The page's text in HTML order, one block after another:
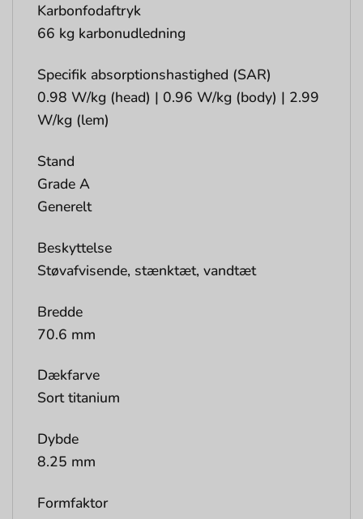
Karbonfodaftryk
66 kg karbonudledning
Specifik absorptionshastighed (SAR)
0.98 W/kg (head) | 0.96 W/kg (body) | 2.99
W/kg (lem)
Stand
Grade A
Generelt
Beskyttelse
Støvafvisende, stænktæt, vandtæt
Bredde
70.6 mm
Dækfarve
Sort titanium
Dybde
8.25 mm
Formfaktor